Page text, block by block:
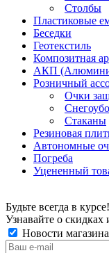
Столбы
Пластиковые
Беседки
Геотекстиль
Композитная
АКП
Розничный
Очки
Стаканы
Резиновая
Автономные
Погреба
Уцененный
Будьте всегда в курсе!
Узнавайте о
Новости магазина